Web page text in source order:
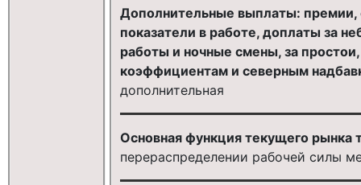
Дополнительные выплаты: премии,
показатели в работе, доплаты за
работы и ночные смены, за
коэффициентам и северным
дополнительная
Основная функция текущего рынка
перераспределении рабочей силы